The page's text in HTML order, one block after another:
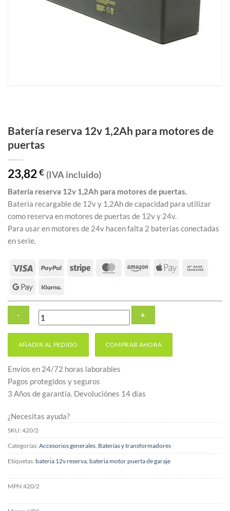
Batería reserva 12v 1,2Ah para motores de
puertas
23,82€ (IVA incluido)
Batería reserva 12v 1,2Ah para motores de puertas.
Batería recargable de 12v y 1,2Ah de capacidad para utilizar
como reserva en motores de puertas de 12v y 24v.
Para usar en motores de 24v hacen falta 2 baterías conectadas
en serie.
para
de
puertas
cantidad
AÑADIR AL PEDIDO COMPRAR AHORA
Envíos en 24/72 horas laborables
Pagos protegidos y seguros
3 Años de garantía. Devoluciónes 14 días
¿Necesitas ayuda?
SKU: 420/2
Categorías: Accesorios generales Baterías y transformadores
Etiquetas: bateria 12v reserva bateria motor puerta de garaje
MPN:420/2